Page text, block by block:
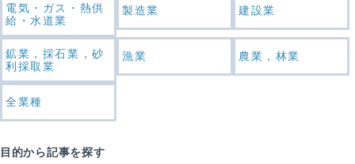
電気・ガス・熱供
給・水道業
製造業 建設業
鉱業，採石業，砂
利採取業
漁業 農業，林業
全業種
目的から記事を探す